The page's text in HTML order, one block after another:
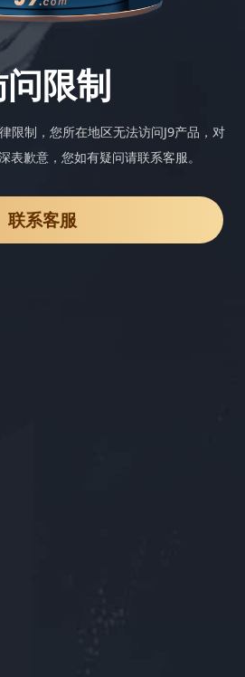
限制
限制，您所在地区无法访问J9产品，对
表歉意，您如有疑问请联系客服。
联系客服